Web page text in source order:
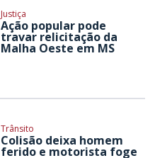
Justiça
Ação popular pode
travar relicitação da
Malha Oeste em MS
Trânsito
Colisão deixa homem
ferido e motorista foge